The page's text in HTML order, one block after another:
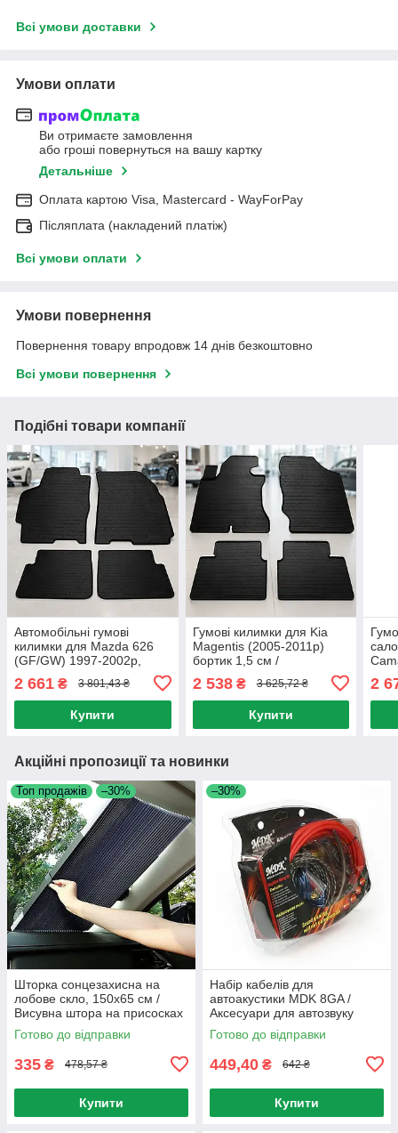
Всі умови доставки
Умови оплати
Ви отримаєте замовлення
або гроші повернуться на вашу картку
Детальніше
Оплата картою Visa, Mastercard - WayForPay
Післяплата (накладений платіж)
Всі умови оплати
Умови повернення
Повернення товару впродовж 14 днів безкоштовно
Всі умови повернення
Подібні товари компанії
Автомобільні гумові
килимки для Mazda 626
(GF/GW) 1997-2002р,
бортик 1,5 см / Комплект
килимків в салон авто /
Автокилимки захисні
2 661 ₴ 3 801,43 ₴
Купити
Гумові килимки для Kia
Magentis (2005-2011р)
бортик 1,5 см /
салон / Комплект килимків
в авто
2 538₴ 3 625,72 ₴
Купити
2
Акційні пропозиції та новинки
Топ продажів –30%
Шторка сонцезахисна на
лобове скло, 150x65 см /
Висувна штора на присосках
в авто / Відбивач в машину
Готово до відправки
335 ₴ 478,57 ₴
Купити
–30%
Набір кабелів для
автоакустики MDK 8GA /
Аксесуари для автозвуку
Готово до відправки
449,40 ₴ 642 ₴
Купити